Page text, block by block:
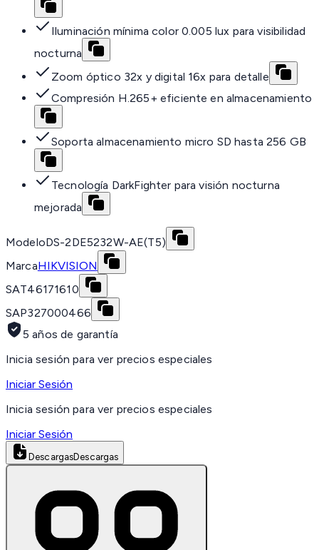
Iluminación mínima color 0.005 lux para visibilidad
nocturna
Zoom óptico 32x y digital 16x para detalle
Compresión H.265+ eficiente en almacenamiento
Soporta almacenamiento micro SD hasta 256 GB
Tecnología DarkFighter para visión nocturna
mejorada
ModeloDS-2DE5232W-AE(T5)
MarcaHIKVISION
SAT46171610
SAP327000466
5 años de garantía
Inicia sesión para ver precios especiales
Iniciar Sesión
Inicia sesión para ver precios especiales
Iniciar Sesión
DescargasDescargas